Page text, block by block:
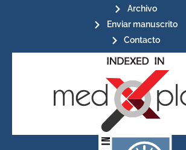
Archivo
Enviar manuscrito
Contacto